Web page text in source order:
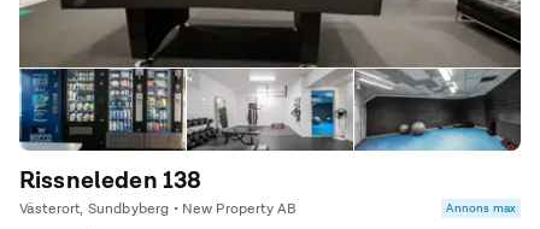
Rissneleden 138
Västerort, Sundbyberg • New Property AB Annons max